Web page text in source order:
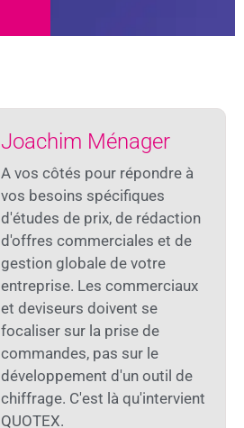
Joachim Ménager
A vos côtés pour répondre à
vos besoins spécifiques
d'études de prix, de rédaction
d'offres commerciales et de
gestion globale de votre
entreprise. Les commerciaux
et deviseurs doivent se
focaliser sur la prise de
commandes, pas sur le
développement d'un outil de
chiffrage. C'est là qu'intervient
QUOTEX.